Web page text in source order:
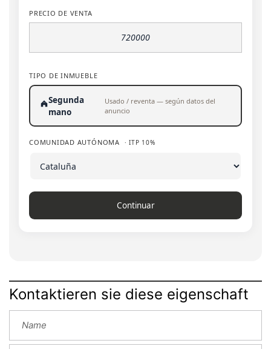
PRECIO DE VENTA
TIPO DE INMUEBLE
Segunda
mano
Usado / reventa — según datos del
anuncio
COMUNIDAD AUTÓNOMA · ITP 10%
Continuar
Kontaktieren sie diese eigenschaft